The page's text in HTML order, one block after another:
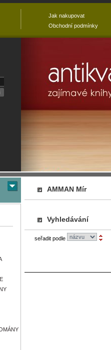
AMMAN Mír
Vyhledávání
seřadit podle
Jak nakupovat
Obchodní podmínky